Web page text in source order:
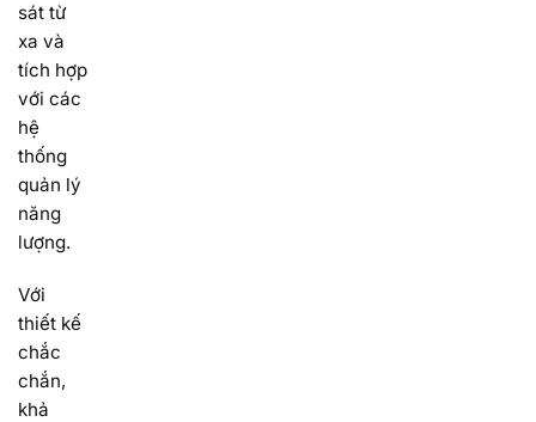
sát từ
xa và
tích hợp
với các
hệ
thống
quản lý
năng
lượng.
Với
thiết kế
chắc
chắn,
khả